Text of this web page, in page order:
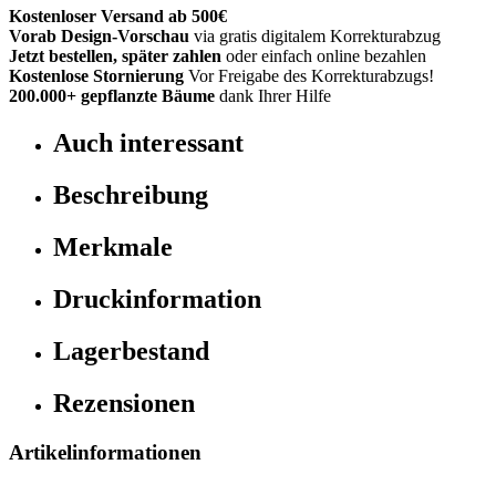
Kostenloser Versand ab 500€
Vorab Design-Vorschau via gratis digitalem Korrekturabzug
Jetzt bestellen, später zahlen oder einfach online bezahlen
Kostenlose Stornierung Vor Freigabe des Korrekturabzugs!
200.000+ gepflanzte Bäume dank Ihrer Hilfe
Auch interessant
Beschreibung
Merkmale
Druckinformation
Lagerbestand
Rezensionen
Artikelinformationen